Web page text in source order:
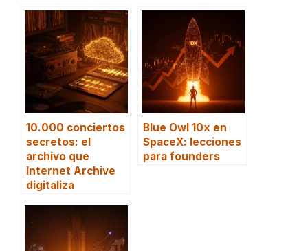
10.000 conciertos
secretos: el
archivo que
Internet Archive
digitaliza
Blue Owl 10x en
SpaceX: lecciones
para founders